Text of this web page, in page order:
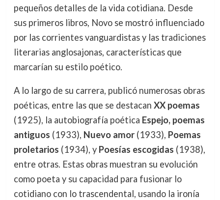
pequeños detalles de la vida cotidiana. Desde
sus primeros libros, Novo se mostró influenciado
por las corrientes vanguardistas y las tradiciones
literarias anglosajonas, características que
marcarían su estilo poético.
A lo largo de su carrera, publicó numerosas obras
poéticas, entre las que se destacan XX poemas
(1925), la autobiografía poética Espejo, poemas
antiguos (1933), Nuevo amor(1933), Poemas
proletarios (1934), y Poesías escogidas (1938),
entre otras. Estas obras muestran su evolución
como poeta y su capacidad para fusionar lo
cotidiano con lo trascendental, usando la ironía